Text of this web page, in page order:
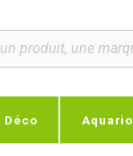
Déco Aquario